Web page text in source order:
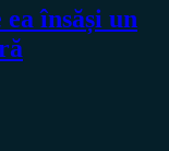
însăși un